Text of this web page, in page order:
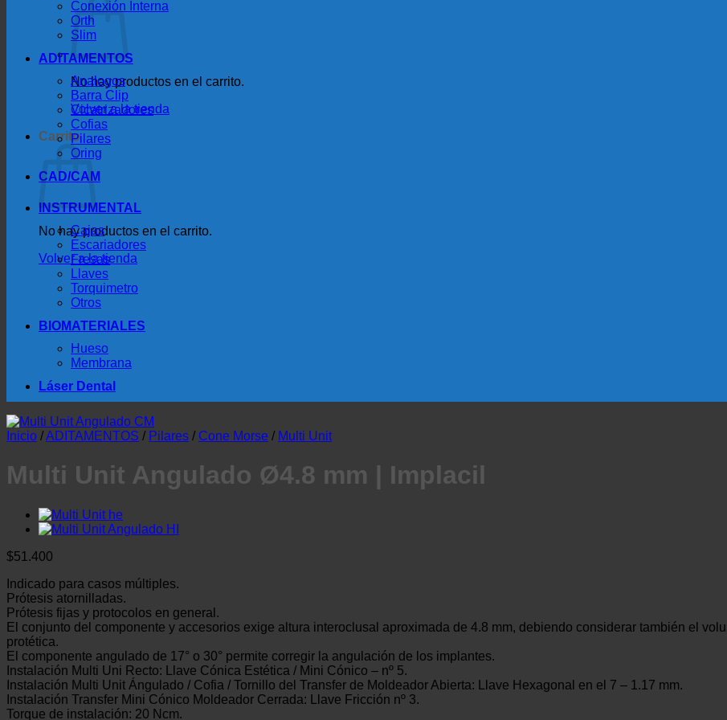
No hay productos en el carrito.
Volver a la tienda
Carrito
No hay productos en el carrito.
Volver a la tienda
Conexión Interna
Orth
Slim
ADITAMENTOS
Analogos
Barra Clip
Cicatrizadores
Cofias
Pilares
Oring
CAD/CAM
INSTRUMENTAL
Cajas
Escariadores
Fresas
Llaves
Torquimetro
Otros
BIOMATERIALES
Hueso
Membrana
Láser Dental
Inicio /ADITAMENTOS / Pilares / Cone Morse / Multi Unit
Multi Unit Angulado Ø4.8 mm | Implacil
$51.400
Indicado para casos múltiples.
Prótesis atornilladas.
Prótesis fijas y protocolos en general.
El conjunto del componente y accesorios exige altura interoclusal aproximada de 4.8 mm, debiendo considerar también el
protética.
El componente angulado de 17° o 30° permite corregir la angulación de los implantes.
Instalación Multi Uni Recto: Llave Cónica Estética / Mini Cónico – nº 5.
Instalación Multi Unit Ángulado / Cofia / Tornillo del Transfer de Moldeador Abierta: Llave Hexagonal en el 7 – 1.17 mm.
Instalación Transfer Mini Cónico Moldeador Cerrada: Llave Fricción nº 3.
Torque de instalación: 20 Ncm.